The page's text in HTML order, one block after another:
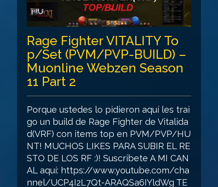
Rage Fighter VITALITY To
p/Set (PVM/PVP-BUILD) –
Muonline Webzen Season
11 Part 2
Porque ustedes lo pidieron aquí les trai
go un build de Rage Fighter de Vitalida
d(VRF) con items top en PVM/PVP/HU
NT! MUCHOS LIKES PARA SUBIR EL RE
STO DE LOS RF :)! Suscribete A MI CAN
AL aquí: https://www.youtube.com/cha
nnel/UCP4I2L7Qt-ARAQSa6IYldWg TE